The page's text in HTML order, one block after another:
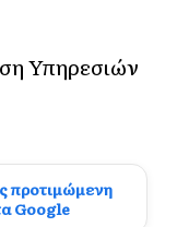
Υπηρεσιών
προτιμώμενη
Google